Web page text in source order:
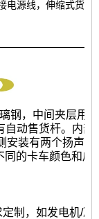
电源线，伸缩式货
钢，中间夹层用
动售货杆。内
安装有两个扬声
的卡车颜色和皮
制，如发电机/